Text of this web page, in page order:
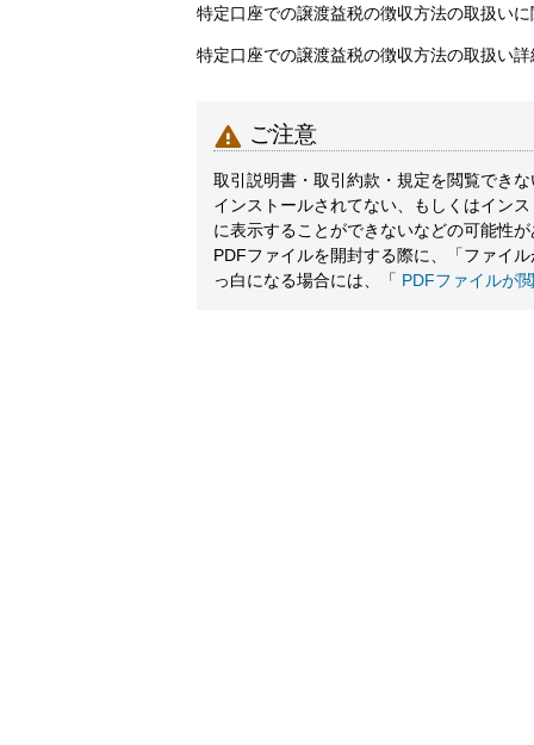
特定口座での譲渡益税の徴収方法の取扱い
特定口座での譲渡益税の徴収方法の取扱い
 ご注意
取引説明書・取引約款・規定を閲覧でき
インストールされてない、もしくはイン
に表示することができないなどの可能性
PDFファイルを開封する際に、「ファイ
っ白になる場合には、「 PDFファイルが